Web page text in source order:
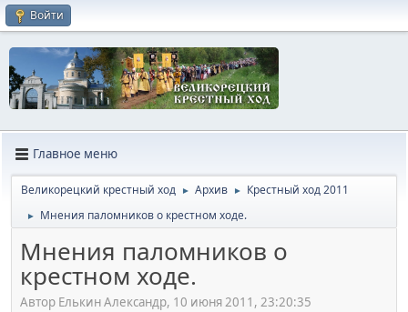
Войти
Главное меню
Великорецкий крестный ход ► Архив ► Крестный ход 2011
► Мнения паломников о крестном ходе.
Мнения паломников о
крестном ходе.
Автор Елькин Александр, 10 июня 2011, 23:20:35